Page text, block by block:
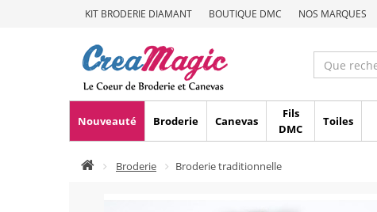
KIT BRODERIE DIAMANT BOUTIQUE DMC NOS MARQUES
Nouveauté Broderie Canevas
Fils
DMC
Toiles
Broderie Broderie traditionnelle